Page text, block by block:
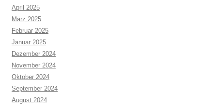
April 2025
März 2025
Februar 2025
Januar 2025
Dezember 2024
November 2024
Oktober 2024
September 2024
August 2024